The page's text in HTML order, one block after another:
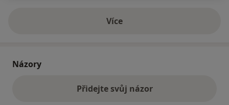
Víceo adrese
Názory
Přidejte svůj názor